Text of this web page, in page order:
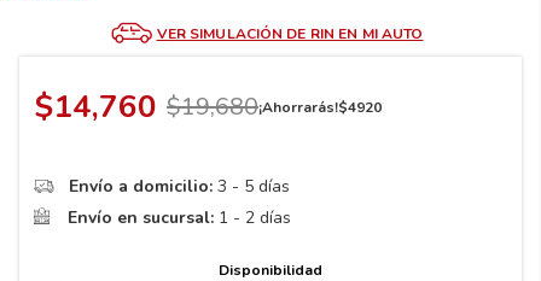
VER SIMULACIÓN DE RIN EN MI AUTO
$14,760 $19,680¡Ahorrarás!$4920
Envío a domicilio: 3 - 5 días
Envío en sucursal: 1 - 2 días
Disponibilidad
9.195